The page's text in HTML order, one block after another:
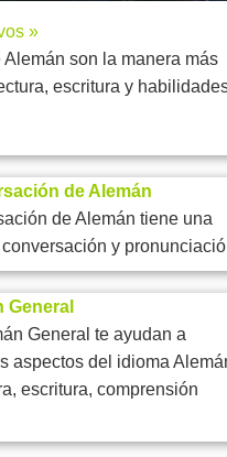
»
son la manera más
escritura y
de Alemán
de Alemán tiene una
y
General
General te ayudan a
aspectos del idioma
escritura, comprensión